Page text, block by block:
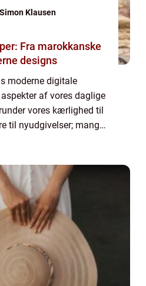
Simon Klausen
Fra marokkanske
designs
moderne digitale
af vores daglige
vores kærlighed til
til nyudgivelser; mange